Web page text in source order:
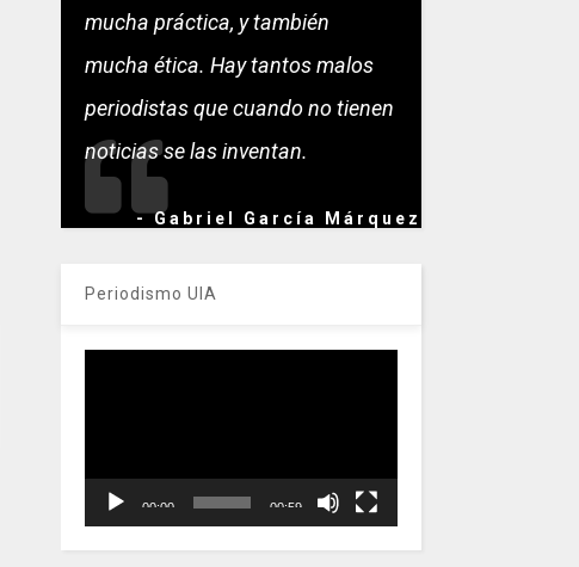
mucha práctica, y también
mucha ética. Hay tantos malos
periodistas que cuando no tienen
noticias se las inventan.
- Gabriel García Márquez
Periodismo UIA
00:00 00:59